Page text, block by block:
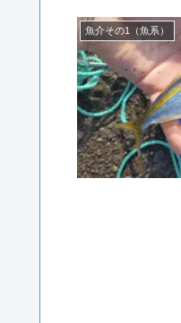
魚介その1（魚系）